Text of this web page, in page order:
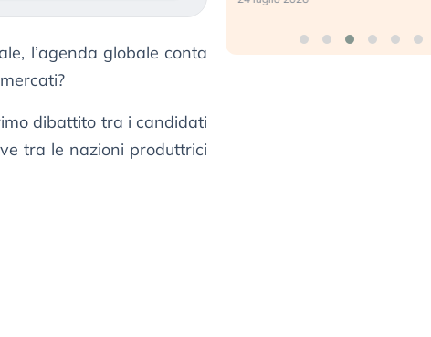
l’agenda globale conta
dibattito tra i candidati
tra le nazioni produttrici